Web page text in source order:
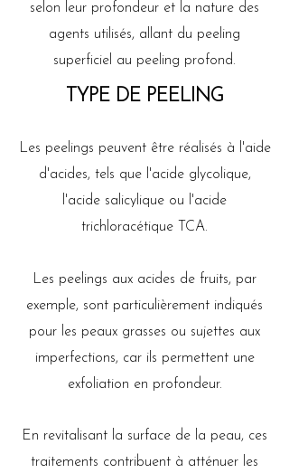
selon leur profondeur et la nature des
agents utilisés, allant du peeling
superficiel au peeling profond.
TYPE DE PEELING
Les peelings peuvent être réalisés à l'aide
d'acides, tels que l'acide glycolique,
l'acide salicylique ou l'acide
trichloracétique TCA.
Les peelings aux acides de fruits, par
exemple, sont particulièrement indiqués
pour les peaux grasses ou sujettes aux
imperfections, car ils permettent une
exfoliation en profondeur.
En revitalisant la surface de la peau, ces
traitements contribuent à atténuer les